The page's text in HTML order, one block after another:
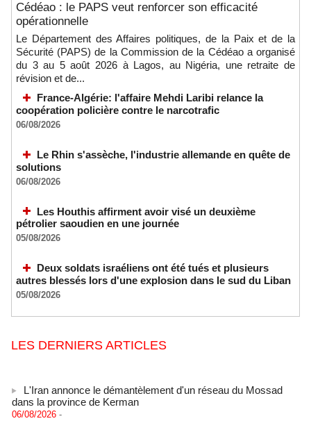
Cédéao : le PAPS veut renforcer son efficacité
opérationnelle
Le Département des Affaires politiques, de la Paix et de la
Sécurité (PAPS) de la Commission de la Cédéao a organisé
du 3 au 5 août 2026 à Lagos, au Nigéria, une retraite de
révision et de...
France-Algérie: l'affaire Mehdi Laribi relance la
coopération policière contre le narcotrafic
06/08/2026
Le Rhin s'assèche, l'industrie allemande en quête de
solutions
06/08/2026
Les Houthis affirment avoir visé un deuxième
pétrolier saoudien en une journée
05/08/2026
Deux soldats israéliens ont été tués et plusieurs
autres blessés lors d'une explosion dans le sud du Liban
05/08/2026
LES DERNIERS ARTICLES
dans la province de Kerman
06/08/2026 -